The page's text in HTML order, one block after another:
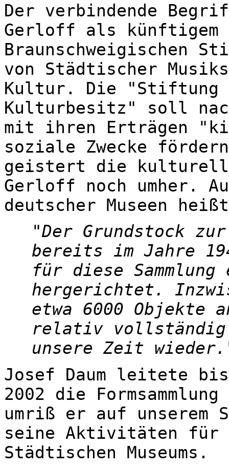
Der verbindende
Gerloff als künftigem
Braunschweigischen
von Städtischer
Kultur. Die "Stiftung
Kulturbesitz" soll
mit ihren Erträgen
soziale Zwecke
geistert die
Gerloff noch umher.
deutscher Museen
Der Grundstock zur
bereits im Jahre
für diese Sammlung
hergerichtet.
etwa 6000 Objekte
relativ vollständig
unsere Zeit wieder.
Josef Daum leitete
2002 die
umriß er auf unserem
seine Aktivitäten für
Städtischen Museums.